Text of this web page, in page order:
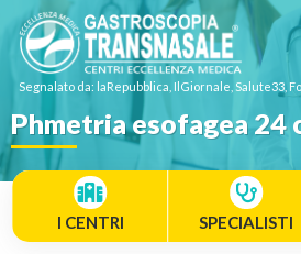
Segnalato da: laRepubblica, IlGiornale, Salute33,
Phmetria esofagea 24
I CENTRI SPECIALISTI